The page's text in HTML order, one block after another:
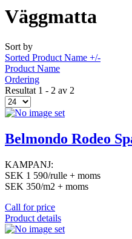
Väggmatta
Sort by
Sorted Product Name +/-
Product Name
Ordering
Resultat 1 - 2 av 2
Belmondo Rodeo
KAMPANJ:
SEK 1 590/rulle + moms
SEK 350/m2 + moms
Call for price
Product details